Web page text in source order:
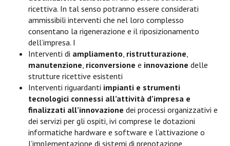
ricettiva. In tal senso potranno essere considerati
ammissibili interventi che nel loro complesso
consentano la rigenerazione e il riposizionamento
dell’impresa. I
Interventi di ampliamento ristrutturazione
manutenzione riconversione e innovazione delle
strutture ricettive esistenti
Interventi riguardanti impianti e strumenti
tecnologici connessi all’attività d’impresa e
finalizzati all’innovazione dei processi organizzativi e
dei servizi per gli ospiti, ivi comprese le dotazioni
informatiche hardware e software e l’attivazione o
l’implementazione di sistemi di prenotazione